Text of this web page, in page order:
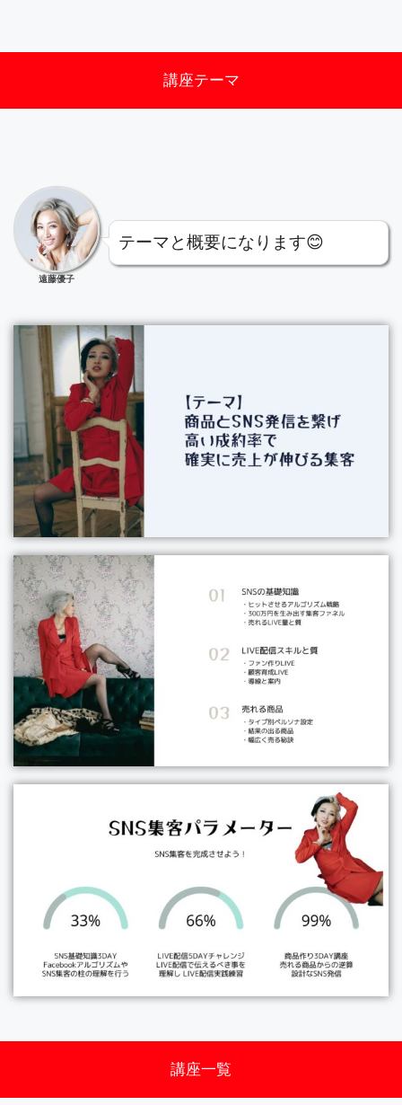
講座テーマ
遠藤優子
テーマと概要になります😊
講座一覧